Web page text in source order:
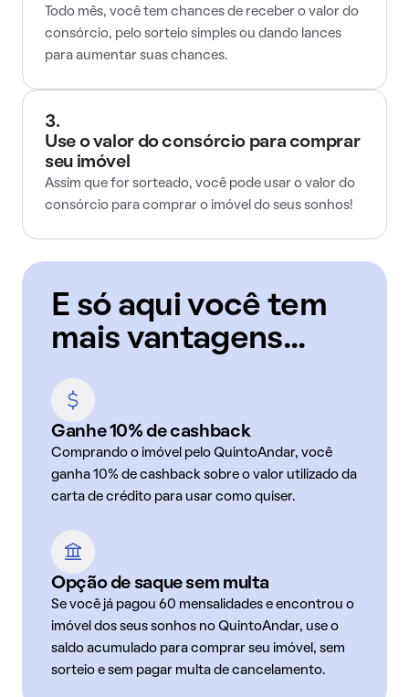
Todo mês, você tem chances de receber o valor do
consórcio, pelo sorteio simples ou dando lances
para aumentar suas chances.
3.
Use o valor do consórcio para comprar
seu imóvel
Assim que for sorteado, você pode usar o valor do
consórcio para comprar o imóvel do seus sonhos!
E só aqui você tem
mais vantagens...
Ganhe 10% de cashback
Comprando o imóvel pelo QuintoAndar, você
ganha 10% de cashback sobre o valor utilizado da
carta de crédito para usar como quiser.
Opção de saque sem multa
Se você já pagou 60 mensalidades e encontrou o
imóvel dos seus sonhos no QuintoAndar, use o
saldo acumulado para comprar seu imóvel, sem
sorteio e sem pagar multa de cancelamento.